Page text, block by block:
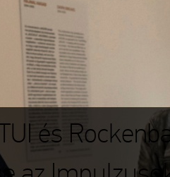
és